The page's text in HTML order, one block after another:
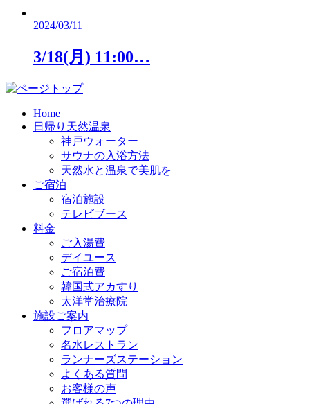
2024/03/11
3/18(月) 11:00…
Home
日帰り天然温泉
神戸ウォーター
サウナの入浴方法
天然水と温泉で美肌を
ご宿泊
宿泊施設
テレビブース
料金
ご入湯費
デイユース
ご宿泊費
韓国式アカすり
太洋堂治療院
施設ご案内
フロアマップ
名水レストラン
ランナーズステーション
よくある質問
お客様の声